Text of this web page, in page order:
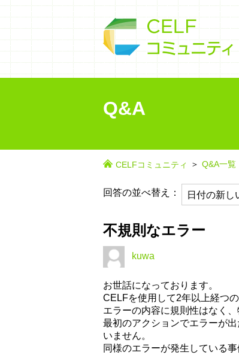
Q&A
CELFコミュニティ Q&A一覧
回答の並べ替え：
不規則なエラー
kuwa
お世話になっております。
CELFを使用して2年以上経つ
エラーの内容に規則性はなく
最初のアクションでエラーが
いません。
同様のエラーが発生している